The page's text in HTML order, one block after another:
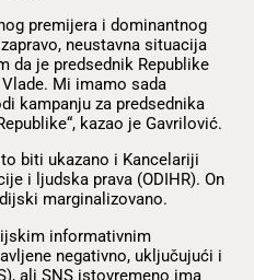
premijera i dominantnog
neustavna situacija
da je predsednik Republike
Mi imamo sada
kampanju za predsednika
kazao je Gavrilović.
biti ukazano i Kancelariji
i ljudska prava (ODIHR). On
marginalizovano.
informativnim
negativno, uključujući i
ali SNS istovremeno ima